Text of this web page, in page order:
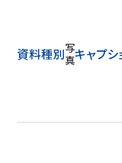
資料種別写
真キャプシ